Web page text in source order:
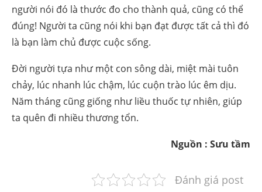
người nói đó là thước đo cho thành quả, cũng có thể
đúng! Người ta cũng nói khi bạn đạt được tất cả thì đó
là bạn làm chủ được cuộc sống.
Đời người tựa như một con sông dài, miệt mài tuôn
chảy, lúc nhanh lúc chậm, lúc cuộn trào lúc êm dịu.
Năm tháng cũng giống như liều thuốc tự nhiên, giúp
ta quên đi nhiều thương tổn.
Nguồn : Sưu tầm
Đánh giá post